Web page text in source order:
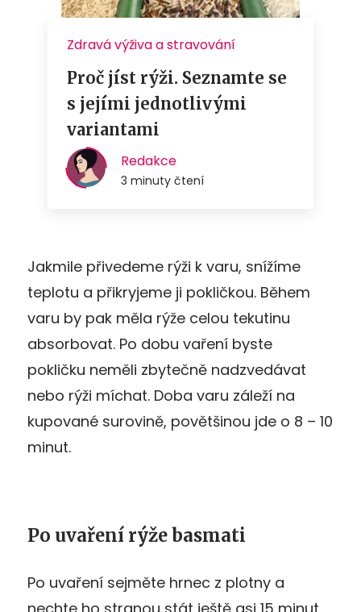
Jakmile přivedeme rýži k varu, snížíme
teplotu a přikryjeme ji pokličkou. Během
varu by pak měla rýže celou tekutinu
absorbovat. Po dobu vaření byste
pokličku neměli zbytečně nadzvedávat
nebo rýži míchat. Doba varu záleží na
kupované surovině, povětšinou jde o 8 – 10
minut.
Po uvaření rýže basmati
Po uvaření sejměte hrnec z plotny a